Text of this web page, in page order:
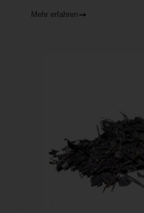
Mehr erfahren